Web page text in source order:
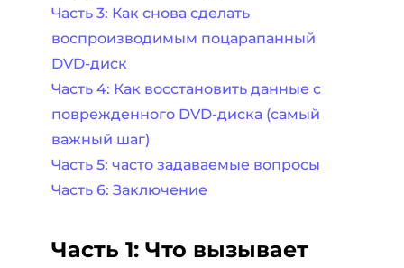
Часть 3: Как снова сделать
воспроизводимым поцарапанный
DVD-диск
Часть 4: Как восстановить данные с
поврежденного DVD-диска (самый
важный шаг)
Часть 5: часто задаваемые вопросы
Часть 6: Заключение
Часть 1: Что вызывает